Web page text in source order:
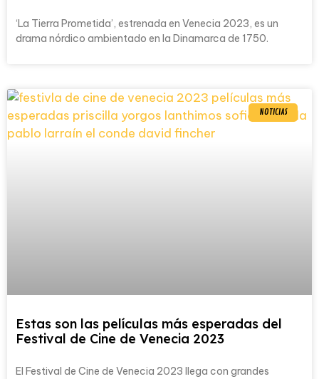
‘La Tierra Prometida’, estrenada en Venecia 2023, es un
drama nórdico ambientado en la Dinamarca de 1750.
NOTICIAS
Estas son las películas más esperadas del
Festival de Cine de Venecia 2023
El Festival de Cine de Venecia 2023 llega con grandes